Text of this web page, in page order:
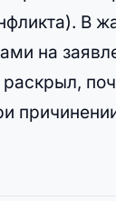
В
на